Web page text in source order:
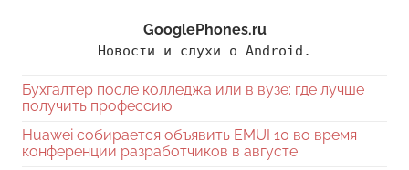
GooglePhones.ru
Новости и слухи о Android.
Бухгалтер после колледжа или в вузе: где лучше
получить профессию
Huawei собирается объявить EMUI 10 во время
конференции разработчиков в августе